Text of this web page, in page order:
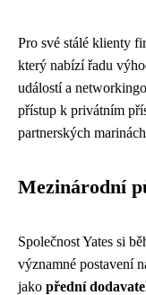
Pro své stálé klienty
který nabízí řadu
událostí a
přístup k privátním
partnerských
Mezinárodní
Společnost Yates si
významné postavení
jako přední